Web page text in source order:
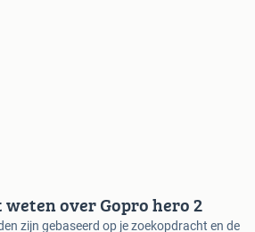
weten over Gopro hero 2
zijn gebaseerd op je zoekopdracht en de